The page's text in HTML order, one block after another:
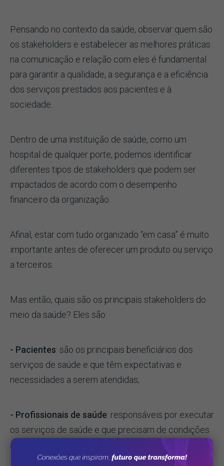
Pensando no contexto da saúde, observar quem são
os stakeholders e estabelecer as melhores práticas
na comunicação e relação com eles é fundamental
para garantir a qualidade, a segurança e a eficiência
dos serviços prestados aos pacientes e à
sociedade.
Dentro de uma instituição de saúde, como um
hospital de qualquer porte, podemos identificar
diferentes tipos de stakeholders que podem ser
impactados de acordo com o desempenho
financeiro da organização.
Afinal, estar com tudo organizado “em casa” é muito
importante antes de oferecer um produto ou serviço
a terceiros.
Mas então, quais são os principais stakeholders do
meio da saúde? Eles são:
- Pacientes: são os principais beneficiários dos
serviços de saúde e que têm expectativas e
necessidades a serem atendidas;
- Profissionais de saúde: responsáveis por executar
os serviços de saúde e que precisam de condições
adequadas de trabalho, capacitação e remuneração;